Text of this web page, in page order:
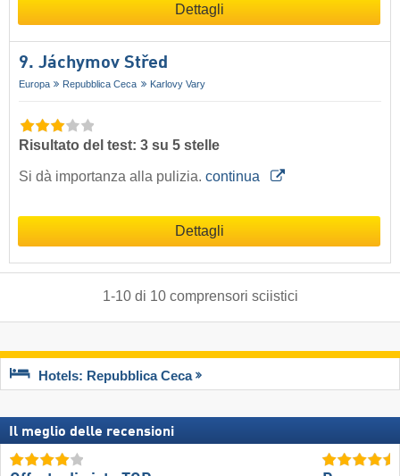
Dettagli
9. Jáchymov Střed
Europa Repubblica Ceca Karlovy Vary
Risultato del test: 3 su 5 stelle
Si dà importanza alla pulizia. continua
Dettagli
1-10di 10 comprensori sciistici
Hotels: Repubblica Ceca
Il meglio delle recensioni